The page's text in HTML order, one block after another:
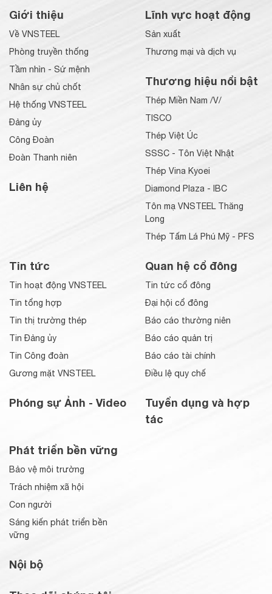
Giới thiệu
Về VNSTEEL
Phòng truyền thống
Tầm nhìn - Sứ mệnh
Nhân sự chủ chốt
Hệ thống VNSTEEL
Đảng ủy
Công Đoàn
Đoàn Thanh niên
Liên hệ
Lĩnh vực hoạt động
Sản xuất
Thương mại và dịch vụ
Thương hiệu nổi bật
Thép Miền Nam /V/
TISCO
Thép Việt Úc
SSSC - Tôn Việt Nhật
Thép Vina Kyoei
Diamond Plaza - IBC
Tôn mạ VNSTEEL Thăng
Long
Thép Tấm Lá Phú Mỹ - PFS
Tin tức
Tin hoạt động VNSTEEL
Tin tổng hợp
Tin thị trường thép
Tin Đảng ủy
Tin Công đoàn
Gương mặt VNSTEEL
Phóng sự Ảnh - Video
Quan hệ cổ đông
Tin tức cổ đông
Đại hội cổ đông
Báo cáo thường niên
Báo cáo quản trị
Báo cáo tài chính
Điều lệ quy chế
Tuyển dụng và hợp
tác
Phát triển bền vững
Bảo vệ môi trường
Trách nhiệm xã hội
Con người
Sáng kiến phát triển bền
vững
Nội bộ